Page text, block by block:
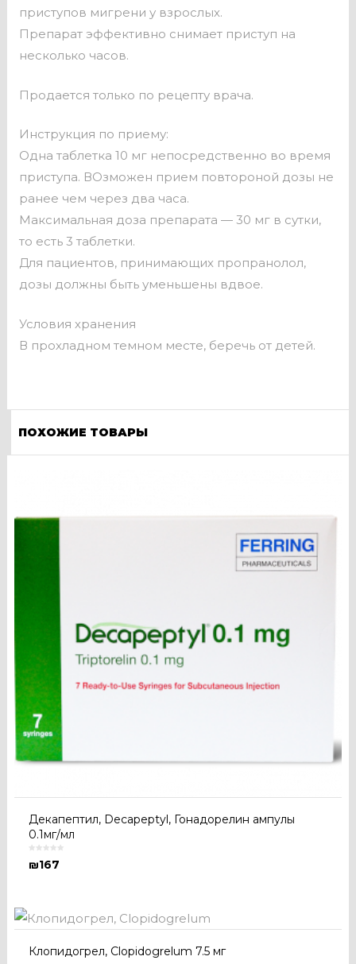
приступов мигрени у взрослых.
Препарат эффективно снимает приступ на
несколько часов.
Продается только по рецепту врача.
Инструкция по приему:
Одна таблетка 10 мг непосредственно во время
приступа. ВОзможен прием повтороной дозы не
ранее чем через два часа.
Максимальная доза препарата — 30 мг в сутки,
то есть 3 таблетки.
Для пациентов, принимающих пропранолол,
дозы должны быть уменьшены вдвое.
Условия хранения
В прохладном темном месте, беречь от детей.
ПОХОЖИЕ ТОВАРЫ
Декапептил, Decapeptyl, Гонадорелин ампулы
0.1мг/мл
₪167
Клопидогрел, Clopidogrelum 7.5 мг